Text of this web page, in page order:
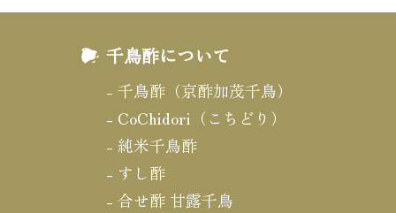
千鳥酢について
千鳥酢（京酢加茂千鳥）
CoChidori（こちどり）
純米千鳥酢
すし酢
合せ酢 甘露千鳥